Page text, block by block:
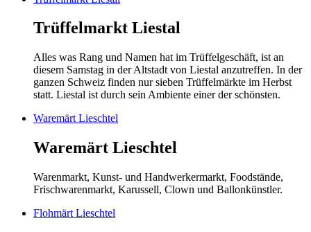
Trüffelmarkt Liestal
Alles was Rang und Namen hat im Trüffelgeschäft, ist an
diesem Samstag in der Altstadt von Liestal anzutreffen. In der
ganzen Schweiz finden nur sieben Trüffelmärkte im Herbst
statt. Liestal ist durch sein Ambiente einer der schönsten.
Waremärt Lieschtel
Waremärt Lieschtel
Warenmarkt, Kunst- und Handwerkermarkt, Foodstände,
Frischwarenmarkt, Karussell, Clown und Ballonkünstler.
Flohmärt Lieschtel